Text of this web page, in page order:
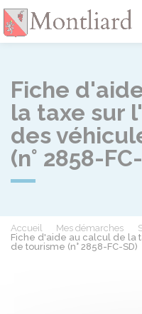
Fiche
la taxe sur
des
(n° 2858-
Accueil Mes démarches
Fiche d'aide au calcul de la
de tourisme (n° 2858-FC-SD)